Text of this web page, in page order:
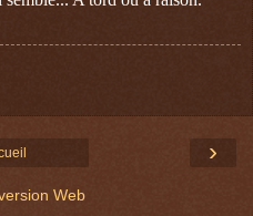
›
Web